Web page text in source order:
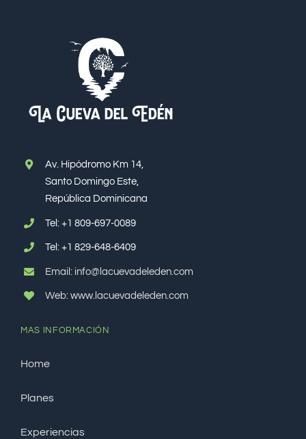
Av. Hipódromo Km 14,
Santo Domingo Este,
República Dominicana
Tel: +1 809-697-0089
Tel: +1 829-648-6409
Email: info@lacuevadeleden.com
Web: www.lacuevadeleden.com
MAS INFORMACIÓN
Home
Planes
Experiencias